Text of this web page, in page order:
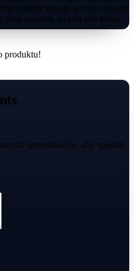
reliable top-up service ensures
your account, so you can focus
the excitement of triumph.
produktu!
sprzedawców, aby spełnili